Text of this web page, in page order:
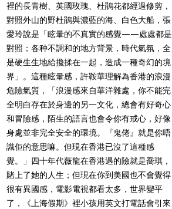
裡的長青樹、英國玫瑰、杜鵑花都經過修剪，
對照外山的野杜鵑與濃藍的海、白色大船，張
愛玲說是「眩暈的不真實的感覺——處處都是
對照；各种不調和的地方背景，時代氣氛，全
是硬生生地給攙揉在一起，造成一種奇幻的境
界」。這種眩暈感，許鞍華理解為香港的浪漫
危險氣質，「浪漫感來自華洋雜處，你不能完
全明白存在於身邊的另一文化，總會有好奇心
和冒險感，陌生的語言也會令你有戒心，好像
身處並非完全安全的環境。『鬼佬』就是你唔
識佢的意思嘛。但現在香港已沒了這種感
覺。」四十年代薇龍在香港遇的險就是喬琪，
賭上了她的人生；但現在你到美國也不會覺得
很有異國感，電影電視都看太多，世界變平
了，《上海假期》裡小孩用英文打電話會引來